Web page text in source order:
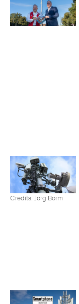
Credits: Jörg Borm